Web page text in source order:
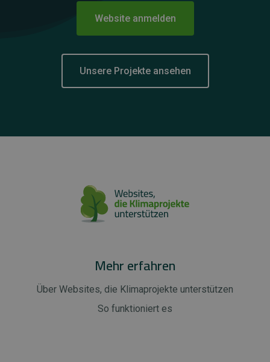
Website anmelden
Unsere Projekte ansehen
Mehr erfahren
Über Websites, die Klimaprojekte unterstützen
So funktioniert es